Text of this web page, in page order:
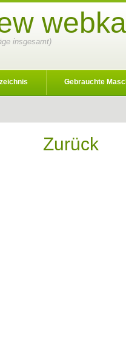
insgesamt)
Gebrauchte
Zurück